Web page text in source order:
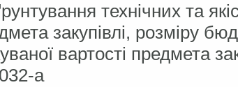
технічних та
закупівлі, розміру
вартості предмета
а